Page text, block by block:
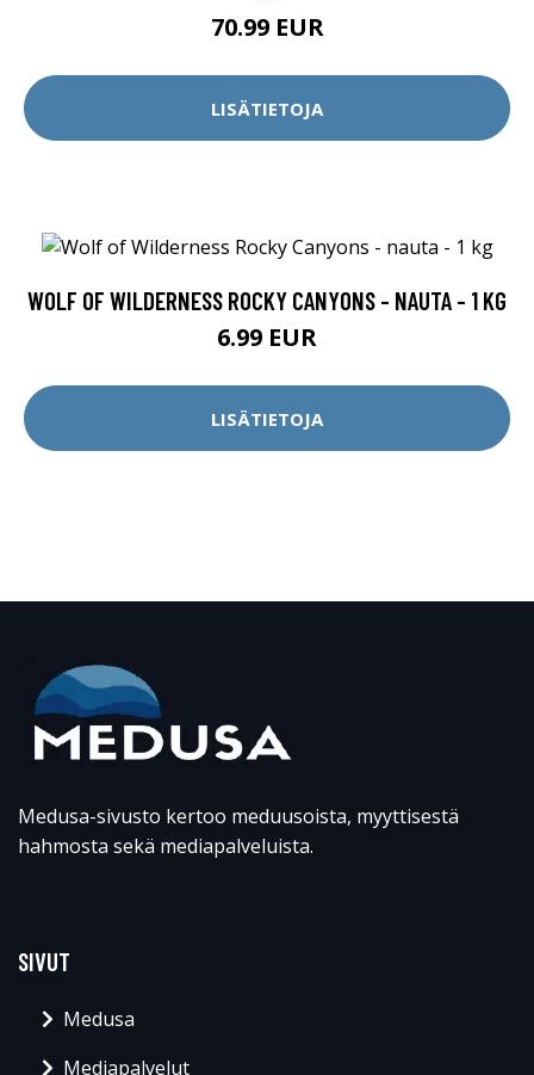
70.99 EUR
LISÄTIETOJA
WOLF OF WILDERNESS ROCKY CANYONS - NAUTA - 1 KG
6.99 EUR
LISÄTIETOJA
Medusa-sivusto kertoo meduusoista, myyttisestä
hahmosta sekä mediapalveluista.
SIVUT
Medusa
Mediapalvelut